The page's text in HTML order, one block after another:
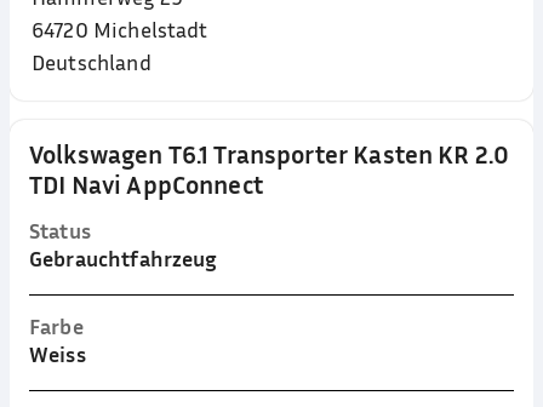
Volkswagen T6.1 Transporter Kasten KR 2.0
TDI Navi AppConnect
Status
Gebrauchtfahrzeug
Farbe
Weiss
64720 Michelstadt
Deutschland